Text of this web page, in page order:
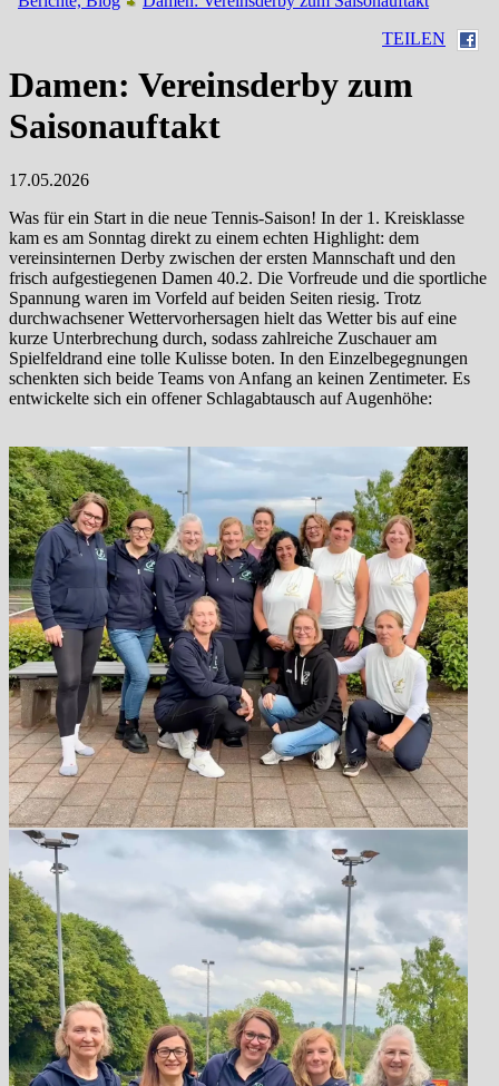
TEILEN
Damen: Vereinsderby zum
Saisonauftakt
17.05.2026
Was für ein Start in die neue Tennis-Saison! In der 1. Kreisklasse
kam es am Sonntag direkt zu einem echten Highlight: dem
vereinsinternen Derby zwischen der ersten Mannschaft und den
frisch aufgestiegenen Damen 40.2. Die Vorfreude und die sportliche
Spannung waren im Vorfeld auf beiden Seiten riesig. Trotz
durchwachsener Wettervorhersagen hielt das Wetter bis auf eine
kurze Unterbrechung durch, sodass zahlreiche Zuschauer am
Spielfeldrand eine tolle Kulisse boten. In den Einzelbegegnungen
schenkten sich beide Teams von Anfang an keinen Zentimeter. Es
entwickelte sich ein offener Schlagabtausch auf Augenhöhe: